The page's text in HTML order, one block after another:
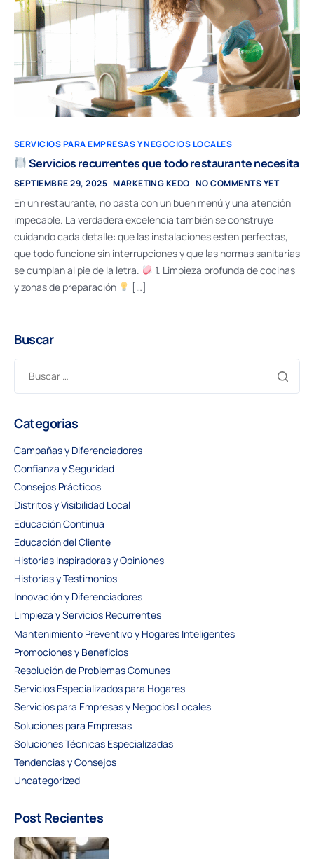
SERVICIOS PARA EMPRESAS Y NEGOCIOS LOCALES
Servicios recurrentes que todo restaurante necesita
SEPTIEMBRE 29, 2025 MARKETING KEDO NO COMMENTS YET
En un restaurante, no basta con un buen menú y una atención
impecable. La verdadera excelencia también se construye
cuidando cada detalle: que las instalaciones estén perfectas,
que todo funcione sin interrupciones y que las normas sanitarias
se cumplan al pie de la letra.
1. Limpieza profunda de cocinas
y zonas de preparación
[…]
Buscar
Categorias
Campañas y Diferenciadores
Confianza y Seguridad
Consejos Prácticos
Distritos y Visibilidad Local
Educación Continua
Educación del Cliente
Historias Inspiradoras y Opiniones
Historias y Testimonios
Innovación y Diferenciadores
Limpieza y Servicios Recurrentes
Mantenimiento Preventivo y Hogares Inteligentes
Promociones y Beneficios
Resolución de Problemas Comunes
Servicios Especializados para Hogares
Servicios para Empresas y Negocios Locales
Soluciones para Empresas
Soluciones Técnicas Especializadas
Tendencias y Consejos
Uncategorized
Post Recientes